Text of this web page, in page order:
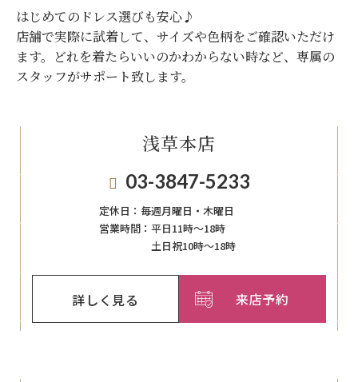
はじめてのドレス選びも安心♪
店舗で実際に試着して、サイズや色柄をご確認いただけ
ます。
どれを着たらいいのかわからない時など、専属の
スタッフがサポート致します。
浅草本店
03-3847-5233
定休日： 毎週月曜日・木曜日
営業時間： 平日11時～18時
土日祝10時～18時
詳しく見る 来店予約